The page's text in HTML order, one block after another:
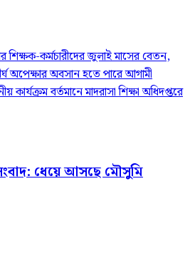
শিক্ষক-কর্মচারীদের জুলাই মাসের বেতন,
অপেক্ষার অবসান হতে পারে আগামী
বর্তমানে মাদরাসা শিক্ষা অধিদপ্তরে
ধেয়ে আসছে মৌসুমি